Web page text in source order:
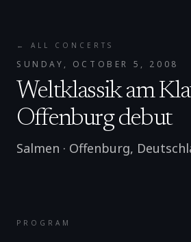
← ALL CONCERTS
SUNDAY, OCTOBER 5, 2008
Weltklassik am
Offenburg debut
Salmen · Offenburg,
PROGRAM